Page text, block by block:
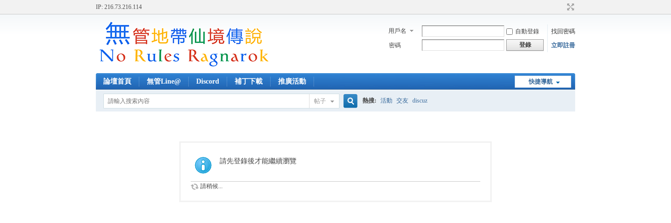
IP: 216.73.216.114
用戶名 自動登錄
找回密碼
密碼
登錄 立即註冊
快捷導航
論壇首頁 無管Line@ Discord 補丁下載 推廣活動
帖子 熱搜: 活動 交友 discuz
請先登錄後才能繼續瀏覽
請稍候...